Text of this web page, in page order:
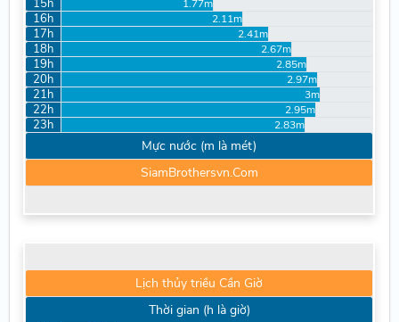
15h 1.77m
16h 2.11m
17h 2.41m
18h 2.67m
19h 2.85m
20h 2.97m
21h 3m
22h 2.95m
23h 2.83m
Mực nước (m là mét)
SiamBrothersvn.Com
Lịch thủy triều Cần Giờ
Thời gian (h là giờ)